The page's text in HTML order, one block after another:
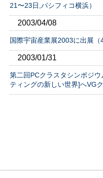
21〜23日,パシフィコ横浜）
2003/04/08
国際宇宙産業展2003に出展（
2003/01/31
第二回PCクラスタシンポジ
ティングの新しい世界]へVG